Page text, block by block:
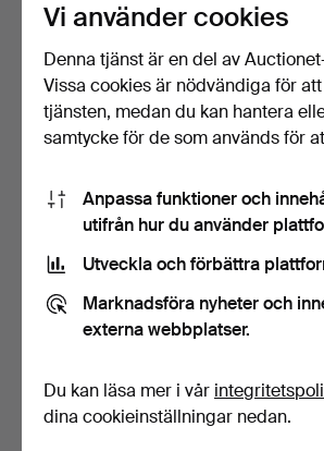
GEORG JENSEN.
“Moonlight Grape”,
halsband …
Klubbades 30 jul 2026
Vi använder cookies
Denna tjänst är en del av
Vissa cookies är nödvändiga för
tjänsten, medan du kan hantera
samtycke för de som används för
Anpassa funktioner och
utifrån hur du använder
Utveckla och förbättra
Marknadsföra nyheter och
externa webbplatser.
Du kan läsa mer i vår
dina cookieinställningar nedan.